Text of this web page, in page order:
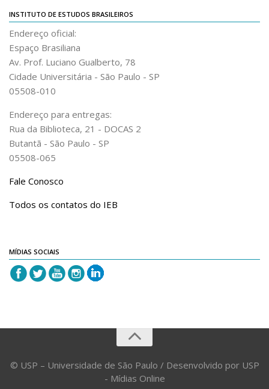
CRINT
Graduate Program
Contact US
INSTITUTO DE ESTUDOS BRASILEIROS
Endereço oficial:
Espaço Brasiliana
Av. Prof. Luciano Gualberto, 78
Cidade Universitária - São Paulo - SP
05508-010
Endereço para entregas:
Rua da Biblioteca, 21 - DOCAS 2
Butantã - São Paulo - SP
05508-065
Fale Conosco
Todos os contatos do IEB
MÍDIAS SOCIAIS
© USP – Universidade de São Paulo / Desenvolvido por USP
- Mídias Online